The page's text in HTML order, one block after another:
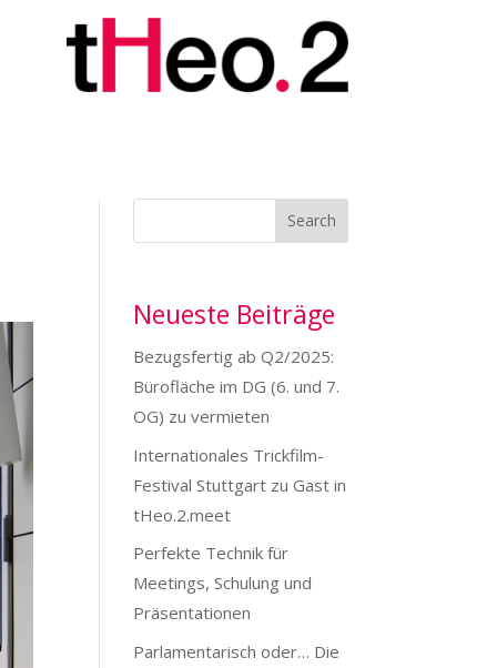
Search
Neueste Beiträge
Bezugsfertig ab Q2/2025:
Bürofläche im DG (6. und 7.
OG) zu vermieten
Internationales Trickfilm-
Festival Stuttgart zu Gast in
tHeo.2.meet
Perfekte Technik für
Meetings, Schulung und
Präsentationen
Parlamentarisch oder… Die